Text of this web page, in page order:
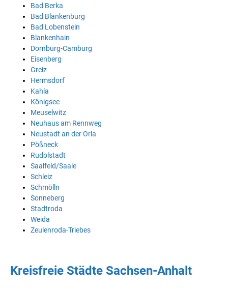
Bad Berka
Bad Blankenburg
Bad Lobenstein
Blankenhain
Dornburg-Camburg
Eisenberg
Greiz
Hermsdorf
Kahla
Königsee
Meuselwitz
Neuhaus am Rennweg
Neustadt an der Orla
Pößneck
Rudolstadt
Saalfeld/Saale
Schleiz
Schmölln
Sonneberg
Stadtroda
Weida
Zeulenroda-Triebes
Kreisfreie Städte Sachsen-Anhalt